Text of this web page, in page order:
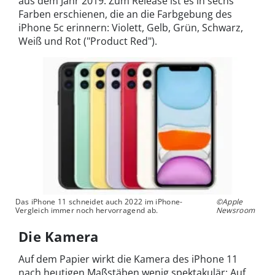
Farben erschienen, die an die Farbgebung des
iPhone 5c erinnern: Violett, Gelb, Grün, Schwarz,
Weiß und Rot ("Product Red").
Das iPhone 11 schneidet auch 2022 im iPhone-
Vergleich immer noch hervorragend ab.
©Apple
Newsroom
Die Kamera
Auf dem Papier wirkt die Kamera des iPhone 11